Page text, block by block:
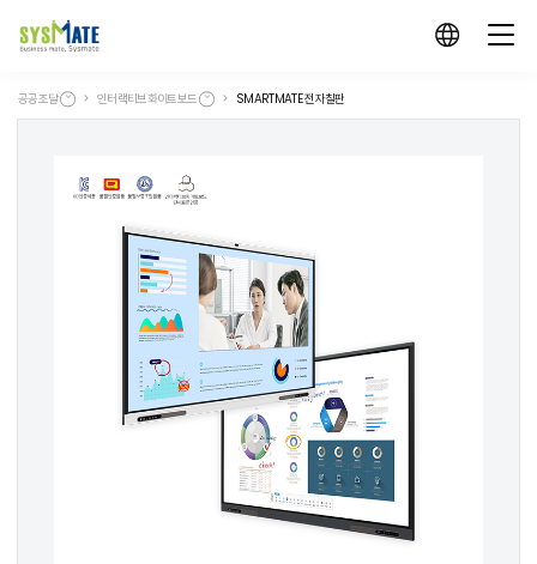
공공조달 인터랙티브화이트보드 SMARTMATE 전자칠판